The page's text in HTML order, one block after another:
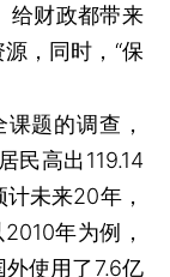
给财政都带来
，同时，“保
题的调查，
民高出119.14
未来20年，
年为例，
使用了7.6亿